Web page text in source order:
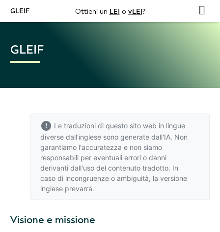
GLEIF Ottieni un LEI o vLEI?
GLEIF
Le traduzioni di questo sito web in lingue
diverse dall'inglese sono generate dall'IA. Non
garantiamo l'accuratezza e non siamo
responsabili per eventuali errori o danni
derivanti dall'uso del contenuto tradotto. In
caso di incongruenze o ambiguità, la versione
inglese prevarrà.
Visione e missione